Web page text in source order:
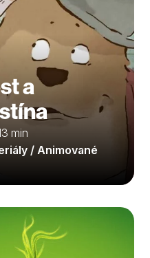
a
min
/ Animované